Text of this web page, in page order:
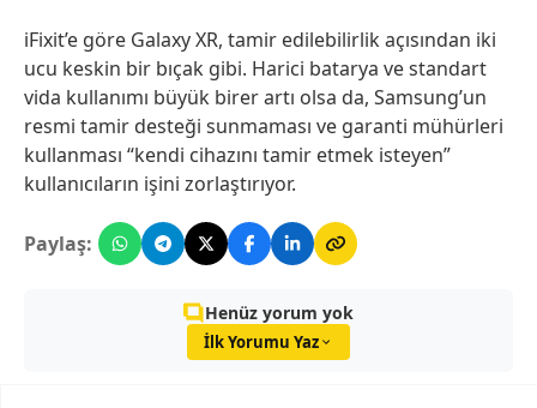
iFixit’e göre Galaxy XR, tamir edilebilirlik açısından iki
ucu keskin bir bıçak gibi. Harici batarya ve standart
vida kullanımı büyük birer artı olsa da, Samsung’un
resmi tamir desteği sunmaması ve garanti mühürleri
kullanması “kendi cihazını tamir etmek isteyen”
kullanıcıların işini zorlaştırıyor.
Paylaş:
Henüz yorum yok
İlk Yorumu Yaz